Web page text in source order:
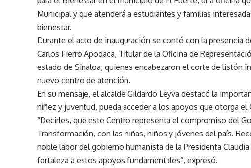
Municipaly que atenderá a estudiantes y familias
bienestar.
Durante el acto de inauguración se contó con la presencia
Carlos Fierro Apodaca, Titular de la Oficina de
estado de Sinaloa, quienes encabezaron el corte de listón
nuevo centro de atención.
En su mensaje, el alcaldeGildardo Leyva destacó la
niñez y juventud, pueda acceder a los apoyos que otorga el
“Decirles, que este Centro representa el compromiso del
Transformación, con las niñas, niños y jóvenes del país.
noble labor del gobierno humanista de la Presidenta Claudia
fortaleza a estos apoyos fundamentales“, expresó.